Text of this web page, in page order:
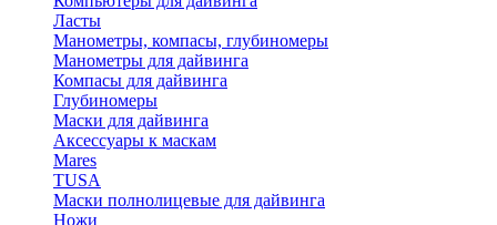
Ласты
Манометры, компасы, глубиномеры
Манометры для дайвинга
Компасы для дайвинга
Глубиномеры
Маски для дайвинга
Аксессуары к маскам
Mares
TUSA
Маски полнолицевые для дайвинга
Ножи